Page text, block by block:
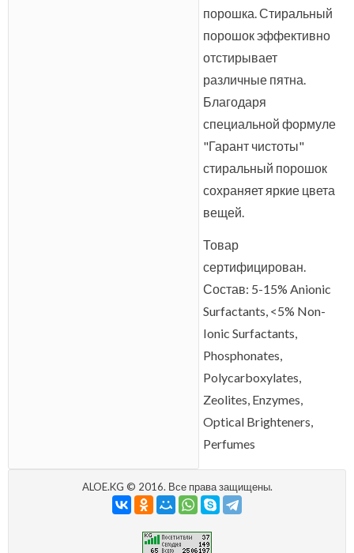
порошка. Стиральный
порошок эффективно
отстирывает
различные пятна.
Благодаря
специальной формуле
"Гарант чистоты"
стиральный порошок
сохраняет яркие цвета
вещей.
Товар
сертифицирован.
Состав: 5-15% Anionic
Surfactants, <5% Non-
Ionic Surfactants,
Phosphonates,
Polycarboxylates,
Zeolites, Enzymes,
Optical Brighteners,
Perfumes
ALOE.KG © 2016. Все права защищены.